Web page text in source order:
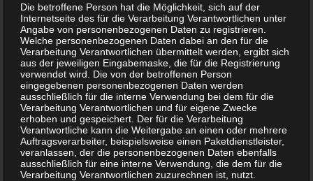
Mutaflor fürs Baby – Ist die Einnahme sinnvoll?
Die betroffene Person hat die Möglichkeit, sich auf der
Internetseite des für die Verarbeitung Verantwortlichen unter
Angabe von personenbezogenen Daten zu registrieren.
Welche personenbezogenen Daten dabei an den für die
Verarbeitung Verantwortlichen übermittelt werden, ergibt sich
aus der jeweiligen Eingabemaske, die für die Registrierung
verwendet wird. Die von der betroffenen Person
eingegebenen personenbezogenen Daten werden
ausschließlich für die interne Verwendung bei dem für die
Verarbeitung Verantwortlichen und für eigene Zwecke
erhoben und gespeichert. Der für die Verarbeitung
Verantwortliche kann die Weitergabe an einen oder mehrere
Auftragsverarbeiter, beispielsweise einen Paketdienstleister,
veranlassen, der die personenbezogenen Daten ebenfalls
ausschließlich für eine interne Verwendung, die dem für die
Verarbeitung Verantwortlichen zuzurechnen ist, nutzt.